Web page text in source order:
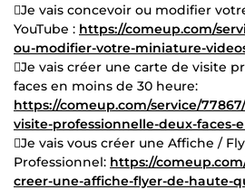
Je vais concevoir ou modifier
YouTube : https://comeup.com/
ou-modifier-votre-miniature-
Je vais créer une carte de visite
faces en moins de 30 heure:
https://comeup.com/service/
visite-professionnelle-deux-faces-
Je vais vous créer une Affiche /
Professionnel: https://
creer-une-affiche-flyer-de-haute-